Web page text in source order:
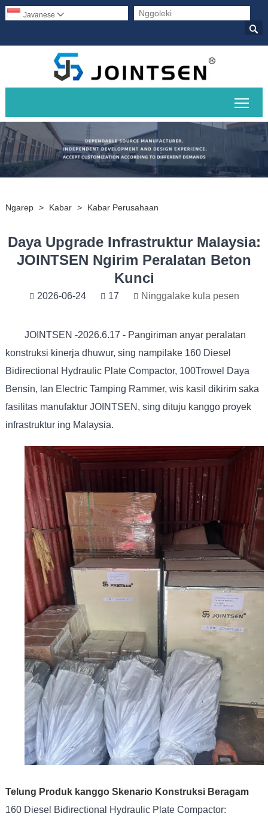

Javanese 
Ngarep > Kabar > Kabar Perusahaan
Daya Upgrade Infrastruktur Malaysia:
JOINTSEN Ngirim Peralatan Beton
Kunci
2026-06-24 17 Ninggalake kula pesen
JOINTSEN -2026.6.17 - Pangiriman anyar peralatan
konstruksi kinerja dhuwur, sing nampilake 160 Diesel
Bidirectional Hydraulic Plate Compactor, 100Trowel Daya
Bensin, lan Electric Tamping Rammer, wis kasil dikirim saka
fasilitas manufaktur JOINTSEN, sing dituju kanggo proyek
infrastruktur ing Malaysia.
Telung Produk kanggo Skenario Konstruksi Beragam
160 Diesel Bidirectional Hydraulic Plate Compactor: